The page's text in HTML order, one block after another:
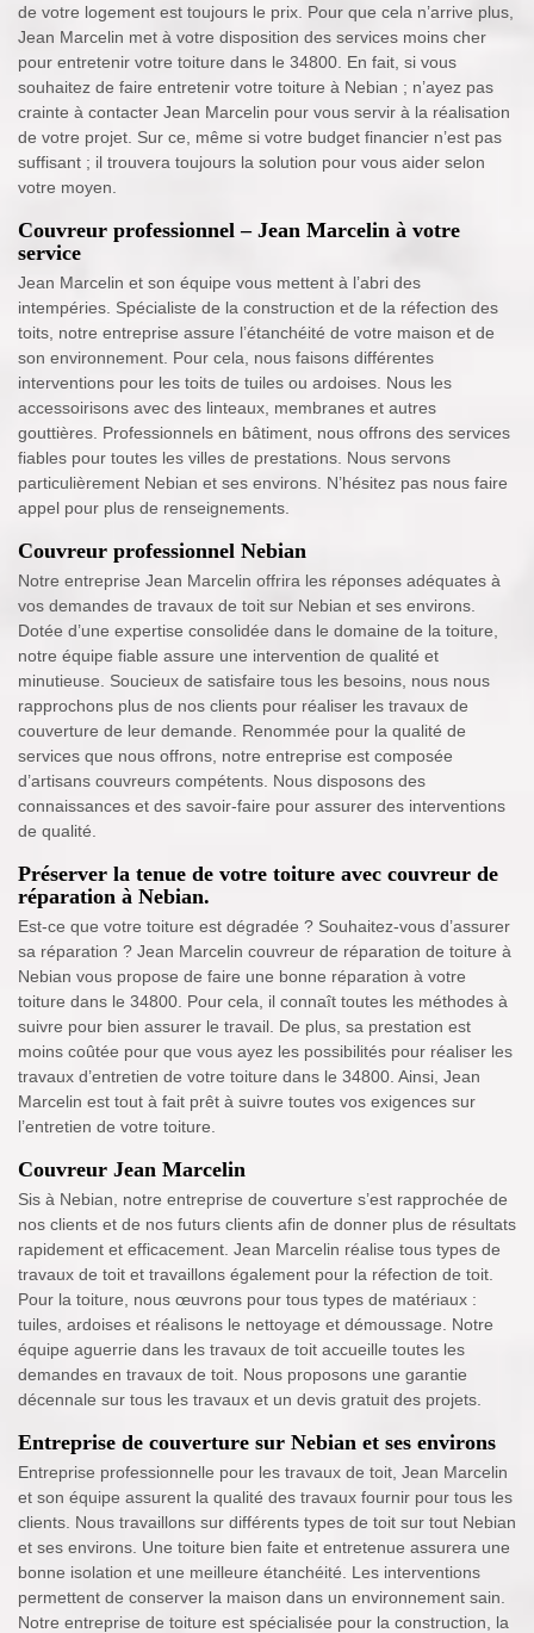
de votre logement est toujours le prix. Pour que cela n’arrive plus,
Jean Marcelin met à votre disposition des services moins cher
pour entretenir votre toiture dans le 34800. En fait, si vous
souhaitez de faire entretenir votre toiture à Nebian ; n’ayez pas
crainte à contacter Jean Marcelin pour vous servir à la réalisation
de votre projet. Sur ce, même si votre budget financier n’est pas
suffisant ; il trouvera toujours la solution pour vous aider selon
votre moyen.
Couvreur professionnel – Jean Marcelin à votre
service
Jean Marcelin et son équipe vous mettent à l’abri des
intempéries. Spécialiste de la construction et de la réfection des
toits, notre entreprise assure l’étanchéité de votre maison et de
son environnement. Pour cela, nous faisons différentes
interventions pour les toits de tuiles ou ardoises. Nous les
accessoirisons avec des linteaux, membranes et autres
gouttières. Professionnels en bâtiment, nous offrons des services
fiables pour toutes les villes de prestations. Nous servons
particulièrement Nebian et ses environs. N’hésitez pas nous faire
appel pour plus de renseignements.
Couvreur professionnel Nebian
Notre entreprise Jean Marcelin offrira les réponses adéquates à
vos demandes de travaux de toit sur Nebian et ses environs.
Dotée d’une expertise consolidée dans le domaine de la toiture,
notre équipe fiable assure une intervention de qualité et
minutieuse. Soucieux de satisfaire tous les besoins, nous nous
rapprochons plus de nos clients pour réaliser les travaux de
couverture de leur demande. Renommée pour la qualité de
services que nous offrons, notre entreprise est composée
d’artisans couvreurs compétents. Nous disposons des
connaissances et des savoir-faire pour assurer des interventions
de qualité.
Préserver la tenue de votre toiture avec couvreur de
réparation à Nebian.
Est-ce que votre toiture est dégradée ? Souhaitez-vous d’assurer
sa réparation ? Jean Marcelin couvreur de réparation de toiture à
Nebian vous propose de faire une bonne réparation à votre
toiture dans le 34800. Pour cela, il connaît toutes les méthodes à
suivre pour bien assurer le travail. De plus, sa prestation est
moins coûtée pour que vous ayez les possibilités pour réaliser les
travaux d’entretien de votre toiture dans le 34800. Ainsi, Jean
Marcelin est tout à fait prêt à suivre toutes vos exigences sur
l’entretien de votre toiture.
Couvreur Jean Marcelin
Sis à Nebian, notre entreprise de couverture s’est rapprochée de
nos clients et de nos futurs clients afin de donner plus de résultats
rapidement et efficacement. Jean Marcelin réalise tous types de
travaux de toit et travaillons également pour la réfection de toit.
Pour la toiture, nous œuvrons pour tous types de matériaux :
tuiles, ardoises et réalisons le nettoyage et démoussage. Notre
équipe aguerrie dans les travaux de toit accueille toutes les
demandes en travaux de toit. Nous proposons une garantie
décennale sur tous les travaux et un devis gratuit des projets.
Entreprise de couverture sur Nebian et ses environs
Entreprise professionnelle pour les travaux de toit, Jean Marcelin
et son équipe assurent la qualité des travaux fournir pour tous les
clients. Nous travaillons sur différents types de toit sur tout Nebian
et ses environs. Une toiture bien faite et entretenue assurera une
bonne isolation et une meilleure étanchéité. Les interventions
permettent de conserver la maison dans un environnement sain.
Notre entreprise de toiture est spécialisée pour la construction, la